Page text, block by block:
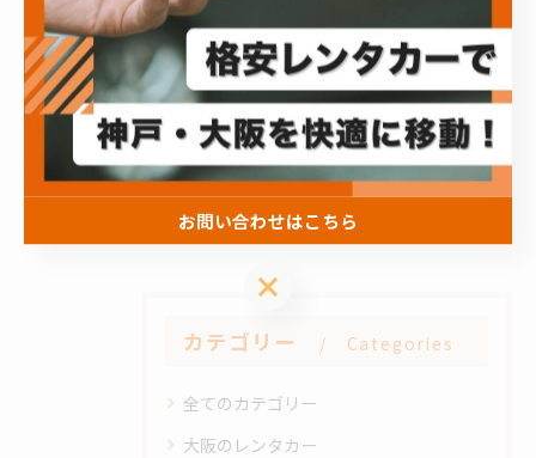
#最安値 #安い #レンタカー
#尼崎市
#明石市
#西宮市
#コンパクトカー
#軽バン
#軽自動車 #神戸 #大阪
#関西
#ワンボックス
カテゴリー Categories
全てのカテゴリー
大阪のレンタカー
お問い合わせはこちら
お問い合わせはこちら